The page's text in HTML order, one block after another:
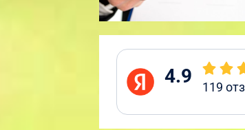
4.9 119